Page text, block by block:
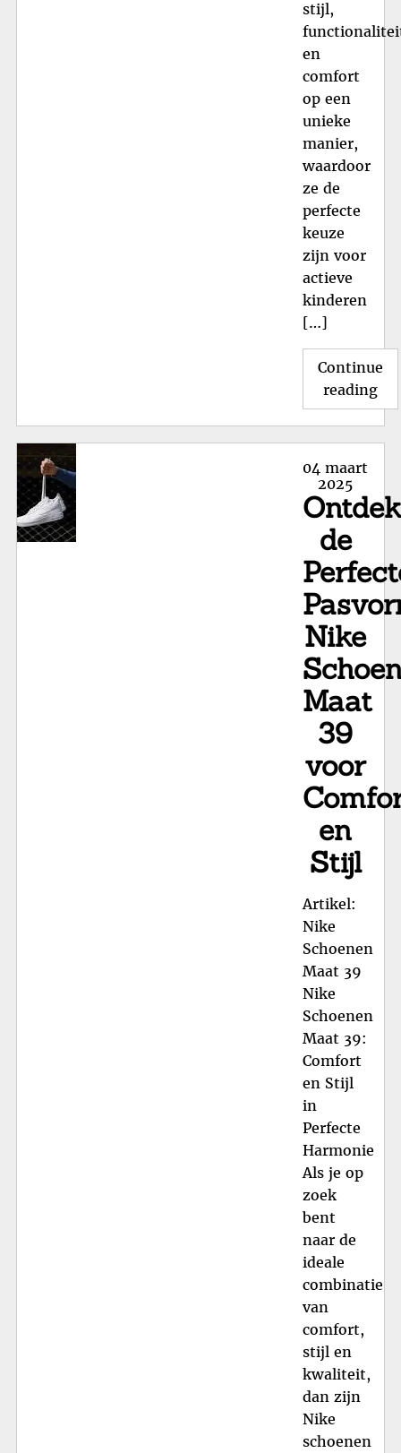
stijl,
en
comfort
op een
unieke
manier,
waardoor
ze de
perfecte
keuze
zijn voor
actieve
kinderen
[…]
Continue
reading
Posted
on
04 maart
2025
Ontdek
de
Nike
Maat
39
voor
en
Stijl
Artikel:
Nike
Schoenen
Maat 39
Nike
Schoenen
Maat 39:
Comfort
en Stijl
in
Perfecte
Harmonie
Als je op
zoek
bent
naar de
ideale
combinatie
van
comfort,
stijl en
kwaliteit,
dan zijn
Nike
schoenen